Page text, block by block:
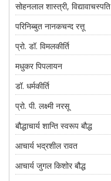
सोहनलाल शास्त्री, विद्यावाचस्पति
परिनिब्बुत नानकचन्द रत्तू
प्रो. डॉ. विमलकीर्ति
मधुकर पिपलायन
डॉ. धर्मकीर्ति
प्रो. पी. लक्ष्मी नरसू
बौद्धाचार्य शान्ति स्वरूप बौद्ध
आचार्य भद्रशील रावत
आचार्य जुगल किशोर बौद्ध